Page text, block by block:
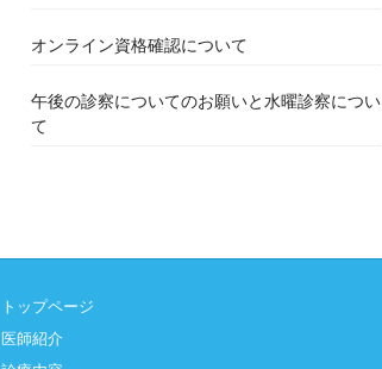
オンライン資格確認について
午後の診察についてのお願いと水曜診察につい
て
トップページ
医師紹介